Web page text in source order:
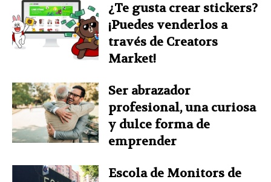
¿Te gusta crear stickers?
¡Puedes venderlos a
través de Creators
Market!
Ser abrazador
profesional, una curiosa
y dulce forma de
emprender
Escola de Monitors de